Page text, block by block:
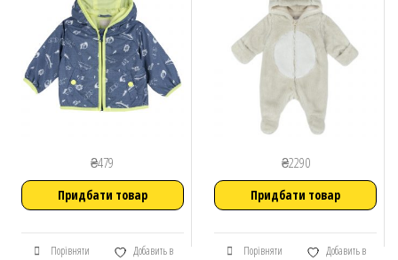
₴479
Придбати товар
Порівняти
Добавить в
₴2290
Придбати товар
Порівняти
Добавить в